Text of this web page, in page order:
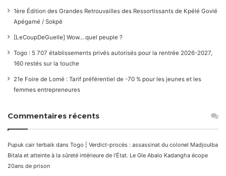
1ère Édition des Grandes Retrouvailles des Ressortissants de Kpélé Govié
Apégamé / Sokpé
[LeCoupDeGuelle] Wow… quel peuple ?
Togo : 5 707 établissements privés autorisés pour la rentrée 2026-2027,
160 restés sur la touche
21e Foire de Lomé : Tarif préférentiel de -70 % pour les jeunes et les
femmes entrepreneures
Commentaires récents
Pupuk cair terbaik dans Togo | Verdict-procès : assassinat du colonel Madjoulba
Bitala et atteinte à la sûreté intérieure de l’État. Le Gle Abalo Kadangha écope
20ans de prison